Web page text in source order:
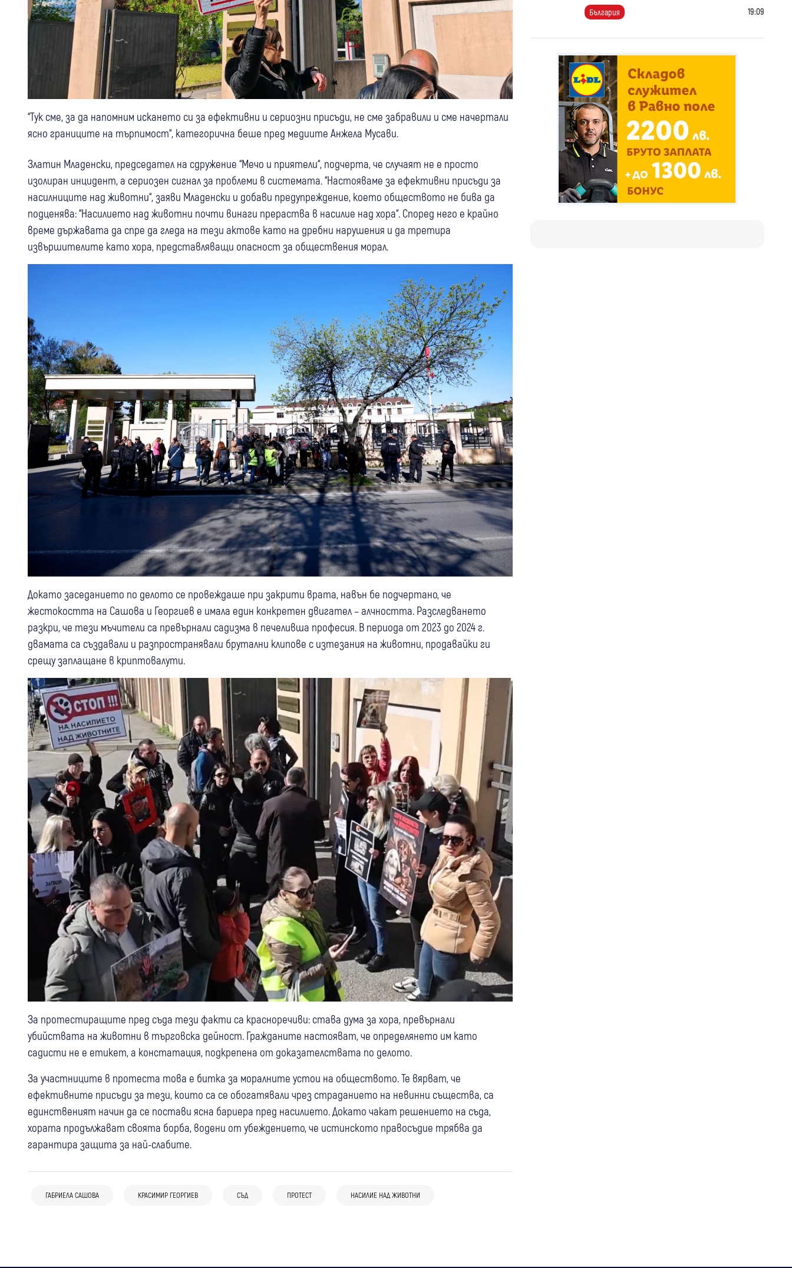
“Тук сме, за да напомним искането си за ефективни и сериозни присъди, не сме забравили и сме начертали
ясно границите на търпимост“, категорична беше пред медиите Анжела Мусави.
Златин Младенски, председател на сдружение “Мечо и приятели“, подчерта, че случаят не е просто
изолиран инцидент, а сериозен сигнал за проблеми в системата. “Настояваме за ефективни присъди за
насилниците над животни“, заяви Младенски и добави предупреждение, което обществото не бива да
подценява: “Насилието над животни почти винаги прераства в насилие над хора“. Според него е крайно
време държавата да спре да гледа на тези актове като на дребни нарушения и да третира
извършителите като хора, представляващи опасност за обществения морал.
Докато заседанието по делото се провеждаше при закрити врата, навън бе подчертано, че
жестокостта на Сашова и Георгиев е имала един конкретен двигател – алчността. Разследването
разкри, че тези мъчители са превърнали садизма в печеливша професия. В периода от 2023 до 2024 г.
двамата са създавали и разпространявали брутални клипове с изтезания на животни, продавайки ги
срещу заплащане в криптовалути.
За протестиращите пред съда тези факти са красноречиви: става дума за хора, превърнали
убийствата на животни в търговска дейност. Гражданите настояват, че определянето им като
садисти не е етикет, а констатация, подкрепена от доказателствата по делото.
За участниците в протеста това е битка за моралните устои на обществото. Те вярват, че
ефективните присъди за тези, които са се обогатявали чрез страданието на невинни същества, са
единственият начин да се постави ясна бариера пред насилието. Докато чакат решението на съда,
хората продължават своята борба, водени от убеждението, че истинското правосъдие трябва да
гарантира защита за най-слабите.
ГАБРИЕЛА САШОВА КРАСИМИР ГЕОРГИЕВ СЪД ПРОТЕСТ НАСИЛИЕ НАД ЖИВОТНИ
България Свят 07 авг
МВнР към Северна Македония: Ива
необходимото лечение
убийството в Пловдив: Горили
купили дюнери
съда за убийството в Пловдив: Побоят
Прокуратурата иска постоянен арест
От Благоевград през Дупница до
Отложиха делото срещу мъжа, обвинен
България 19:09